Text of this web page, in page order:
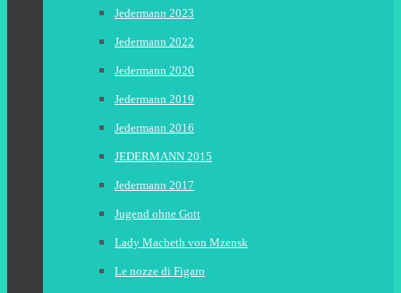
Jedermann 2023
Jedermann 2022
Jedermann 2020
Jedermann 2019
Jedermann 2016
JEDERMANN 2015
Jedermann 2017
Jugend ohne Gott
Lady Macbeth von Mzensk
Le nozze di Figaro